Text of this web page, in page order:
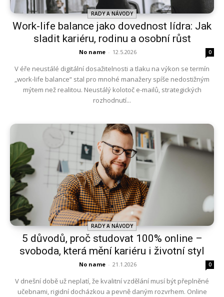
RADY A NÁVODY
Work-life balance jako dovednost lídra: Jak
sladit kariéru, rodinu a osobní růst
No name - 12.5.2026 0
V éře neustálé digitální dosažitelnosti a tlaku na výkon se termín
„work-life balance“ stal pro mnohé manažery spíše nedostižným
mýtem než realitou. Neustálý kolotoč e-mailů, strategických
rozhodnutí...
RADY A NÁVODY
5 důvodů, proč studovat 100% online –
svoboda, která mění kariéru i životní styl
No name - 21.1.2026 0
V dnešní době už neplatí, že kvalitní vzdělání musí být přeplněné
učebnami, rigidní docházkou a pevně daným rozvrhem. Online